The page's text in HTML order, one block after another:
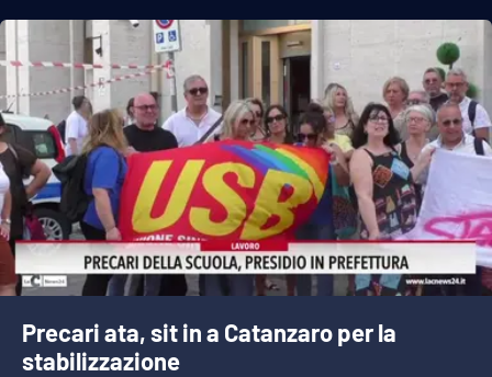
Precari ata, sit in a Catanzaro per la
stabilizzazione